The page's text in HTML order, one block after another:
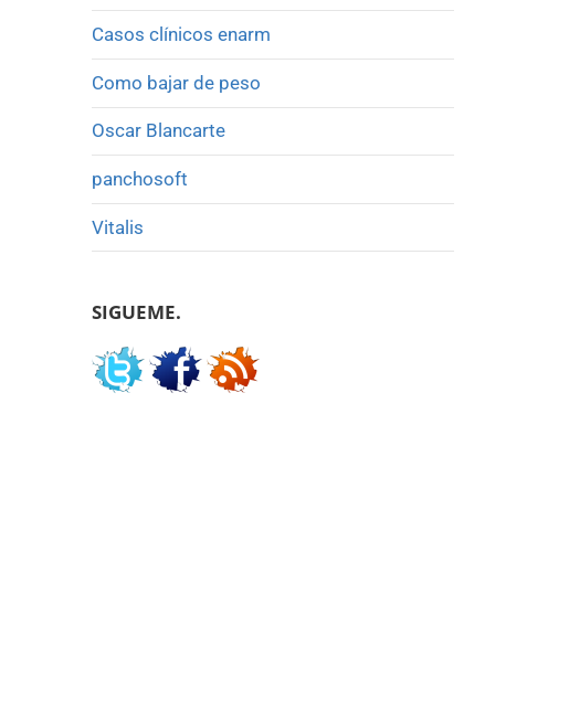
Casos clínicos enarm
Como bajar de peso
Oscar Blancarte
panchosoft
Vitalis
SIGUEME.